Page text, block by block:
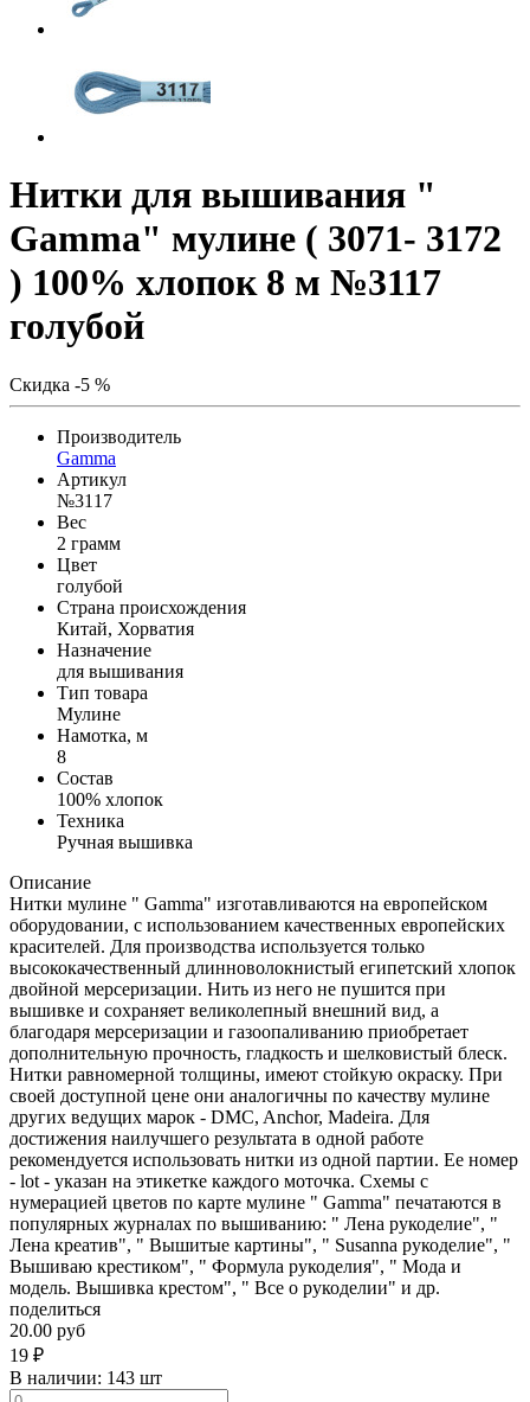
Нитки для вышивания "
Gamma" мулине ( 3071- 3172
) 100% хлопок 8 м №3117
голубой
Скидка -5 %
Производитель
Gamma
Артикул
№3117
Вес
2 грамм
Цвет
голубой
Страна происхождения
Китай, Хорватия
Назначение
для вышивания
Тип товара
Мулине
Намотка, м
8
Состав
100% хлопок
Техника
Ручная вышивка
Описание
Нитки мулине " Gamma" изготавливаются на европейском
оборудовании, с использованием качественных европейских
красителей. Для производства используется только
высококачественный длинноволокнистый египетский хлопок
двойной мерсеризации. Нить из него не пушится при
вышивке и сохраняет великолепный внешний вид, а
благодаря мерсеризации и газоопаливанию приобретает
дополнительную прочность, гладкость и шелковистый блеск.
Нитки равномерной толщины, имеют стойкую окраску. При
своей доступной цене они аналогичны по качеству мулине
других ведущих марок - DMC, Anchor, Madeira. Для
достижения наилучшего результата в одной работе
рекомендуется использовать нитки из одной партии. Ее номер
- lot - указан на этикетке каждого моточка. Схемы с
нумерацией цветов по карте мулине " Gamma" печатаются в
популярных журналах по вышиванию: " Лена рукоделие", "
Лена креатив", " Вышитые картины", " Susanna рукоделие", "
Вышиваю крестиком", " Формула рукоделия", " Мода и
модель. Вышивка крестом", " Все о рукоделии" и др.
поделиться
20.00 руб
19 ₽
В наличии: 143 шт